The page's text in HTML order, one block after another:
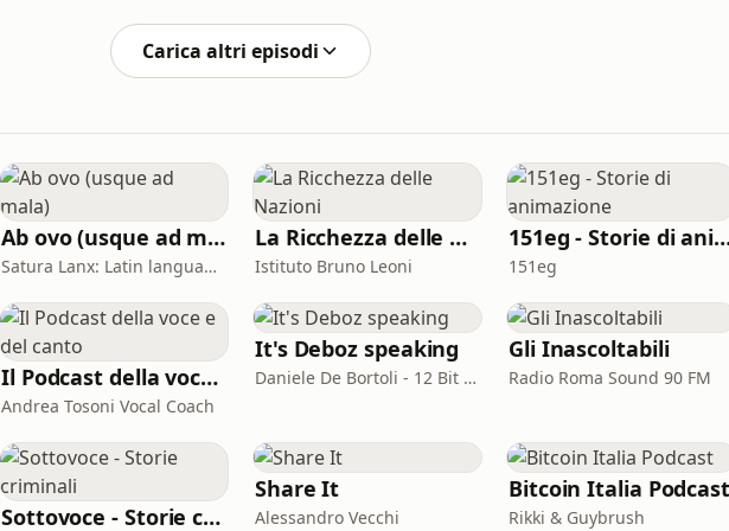
Carica altri episodi
Ab ovo (usque ad mala)
Satura Lanx: Latin language and literature for beginners.
La Ricchezza delle Nazioni
Istituto Bruno Leoni
151eg - Storie
151eg
Il Podcast della voce e del canto
Andrea Tosoni Vocal Coach
It's Deboz speaking
Daniele De Bortoli - 12 Bit Retrogaming Trieste
Gli Inascoltabili
Radio Roma Sound 90 FM
Sottovoce - Storie criminali
Share It
Alessandro Vecchi
Bitcoin Italia Podcast
Rikki & Guybrush